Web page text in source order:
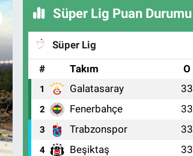
Süper Lig Puan Durumu
Süper Lig
#
Takım O
1 Galatasaray 33
2 Fenerbahçe 33
3 Trabzonspor 33
4 Beşiktaş 33